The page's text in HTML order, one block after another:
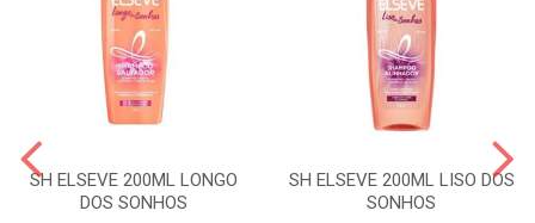
SH ELSEVE 200ML LONGO
DOS SONHOS
SH ELSEVE 200ML LISO DOS
SONHOS